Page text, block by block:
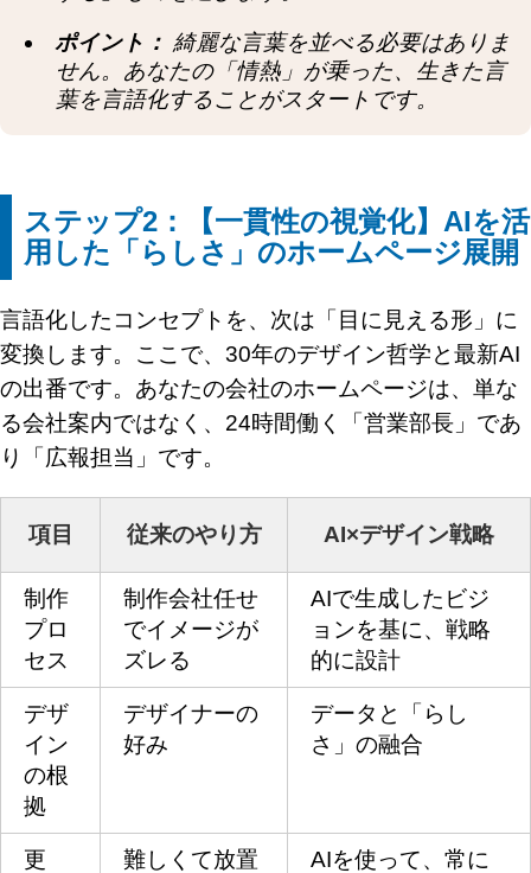
ポイント： 綺麗な言葉を並べる必要はありま
せん。あなたの「情熱」が乗った、生きた言
葉を言語化することがスタートです。
ステップ2：【一貫性の視覚化】AIを活
用した「らしさ」のホームページ展開
言語化したコンセプトを、次は「目に見える形」に
変換します。ここで、30年のデザイン哲学と最新AI
の出番です。あなたの会社のホームページは、単な
る会社案内ではなく、24時間働く「営業部長」であ
り「広報担当」です。
項目 従来のやり方 AI×デザイン戦略
制作
プロ
セス
制作会社任せ
でイメージが
ズレる
AIで生成したビジ
ョンを基に、戦略
的に設計
デザ
イン
の根
拠
デザイナーの
好み
データと「らし
さ」の融合
更
難しくて放置
AIを使って、常に